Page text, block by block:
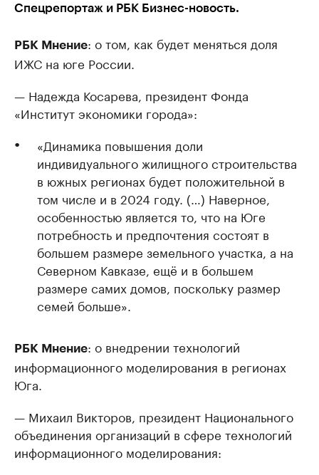
Спецрепортаж и РБК Бизнес-новость.
РБК Мнение: о том, как будет меняться доля
ИЖС на юге России.
— Надежда Косарева, президент Фонда
«Институт экономики города»:
«Динамика повышения доли
индивидуального жилищного строительства
в южных регионах будет положительной в
том числе и в 2024 году. (…) Наверное,
особенностью является то, что на Юге
потребность и предпочтения состоят в
большем размере земельного участка, а на
Северном Кавказе, ещё и в большем
размере самих домов, поскольку размер
семей больше».
РБК Мнение: о внедрении технологий
информационного моделирования в регионах
Юга.
— Михаил Викторов, президент Национального
объединения организаций в сфере технологий
информационного моделирования: